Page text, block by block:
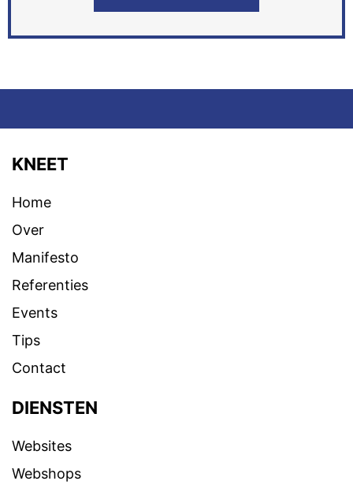
KNEET
Home
Over
Manifesto
Referenties
Events
Tips
Contact
DIENSTEN
Websites
Webshops